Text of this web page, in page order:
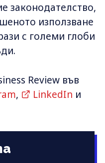
законодателство,
използване
с големи глоби
Review във
, LinkedIn и